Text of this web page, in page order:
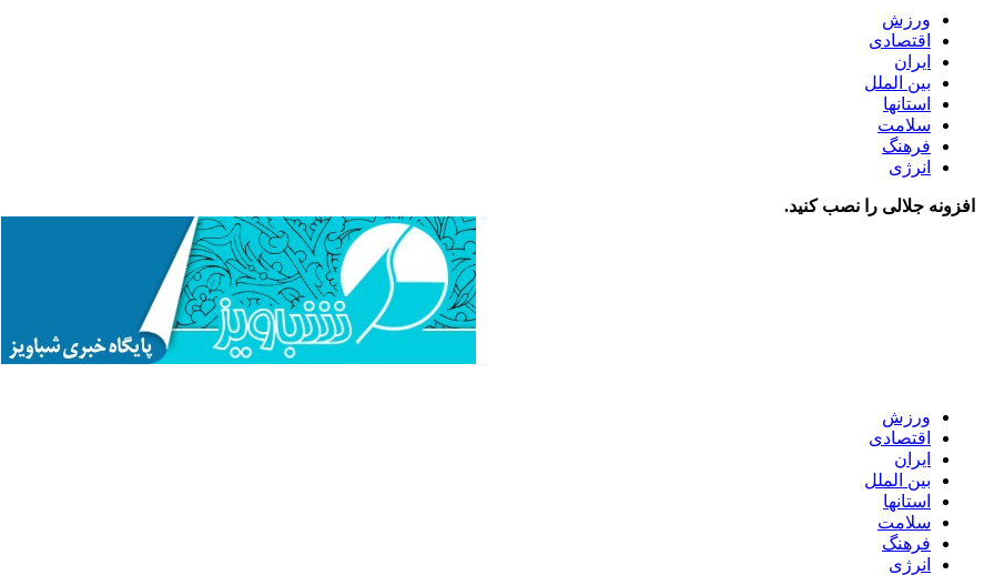
ورزش
اقتصادی
ایران
بین الملل
استانها
سلامت
فرهنگ
انرژی
افزونه جلالی را نصب کنید.
ورزش
اقتصادی
ایران
بین الملل
استانها
سلامت
فرهنگ
انرژی